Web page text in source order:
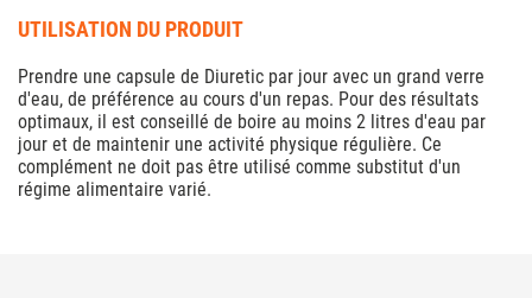
UTILISATION DU PRODUIT
Prendre une capsule de Diuretic par jour avec un grand verre
d'eau, de préférence au cours d'un repas. Pour des résultats
optimaux, il est conseillé de boire au moins 2 litres d'eau par
jour et de maintenir une activité physique régulière. Ce
complément ne doit pas être utilisé comme substitut d'un
régime alimentaire varié.